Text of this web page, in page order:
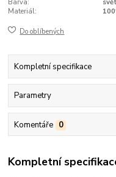
Barva:
Materiál:
Do oblíbených
Kompletní specifikace
Parametry
Komentáře 0
Kompletní